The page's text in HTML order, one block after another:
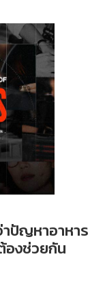
าปัญหาอาหาร
องช่วยกัน